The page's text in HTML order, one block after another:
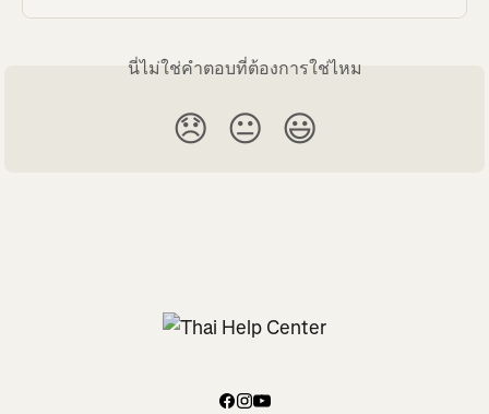
นี่ไม่ใช่คำตอบที่ต้องการใช่ไหม
😞 😐 😃